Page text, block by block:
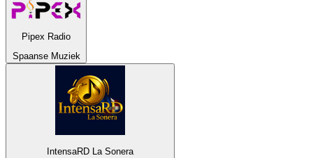
Pipex Radio
Spaanse Muziek
IntensaRD La Sonera